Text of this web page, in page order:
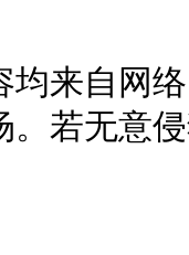
均来自网
。若无意